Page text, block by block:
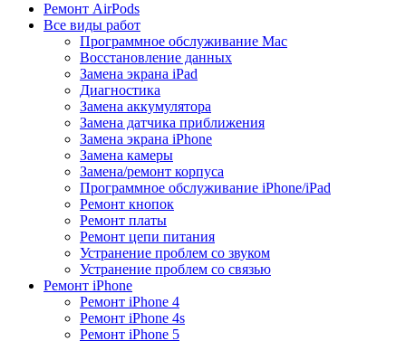
Ремонт AirPods
Все виды работ
Программное обслуживание Mac
Восстановление данных
Замена экрана iPad
Диагностика
Замена аккумулятора
Замена датчика приближения
Замена экрана iPhone
Замена камеры
Замена/ремонт корпуса
Программное обслуживание iPhone/iPad
Ремонт кнопок
Ремонт платы
Ремонт цепи питания
Устранение проблем со звуком
Устранение проблем со связью
Ремонт iPhone
Ремонт iPhone 4
Ремонт iPhone 4s
Ремонт iPhone 5